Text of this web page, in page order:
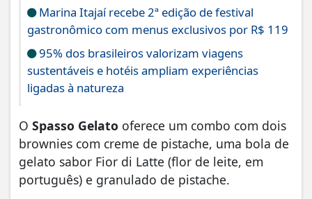
Marina Itajaí recebe 2ª edição de festival
gastronômico com menus exclusivos por R$ 119
95% dos brasileiros valorizam viagens
sustentáveis e hotéis ampliam experiências
ligadas à natureza
O Spasso Gelato oferece um combo com dois
brownies com creme de pistache, uma bola de
gelato sabor Fior di Latte (flor de leite, em
português) e granulado de pistache.